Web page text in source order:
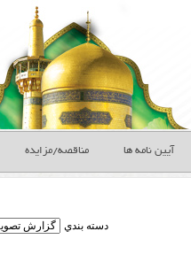
آیین نامه ها مناقصه/مزایده
دسته بندي